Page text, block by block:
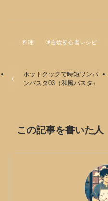
料理 🔰自炊初心者レシピ
ホットクックで時短ワンパ
ンパスタ03（和風パスタ）
この記事を書いた人